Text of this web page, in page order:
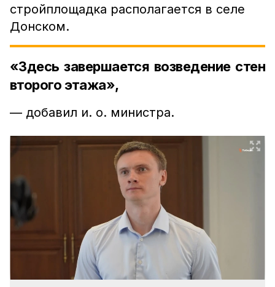
стройплощадка располагается в селе
Донском.
«Здесь завершается возведение стен
второго этажа»,
— добавил и. о. министра.